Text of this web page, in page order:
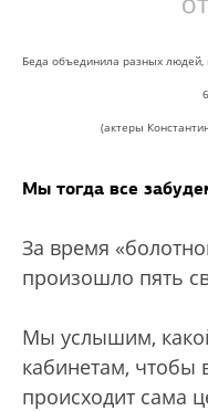
Беда объединила разных людей,
(актеры
Мы тогда все
За время
произошло пять
Мы услышим,
кабинетам, чтобы
происходит сама